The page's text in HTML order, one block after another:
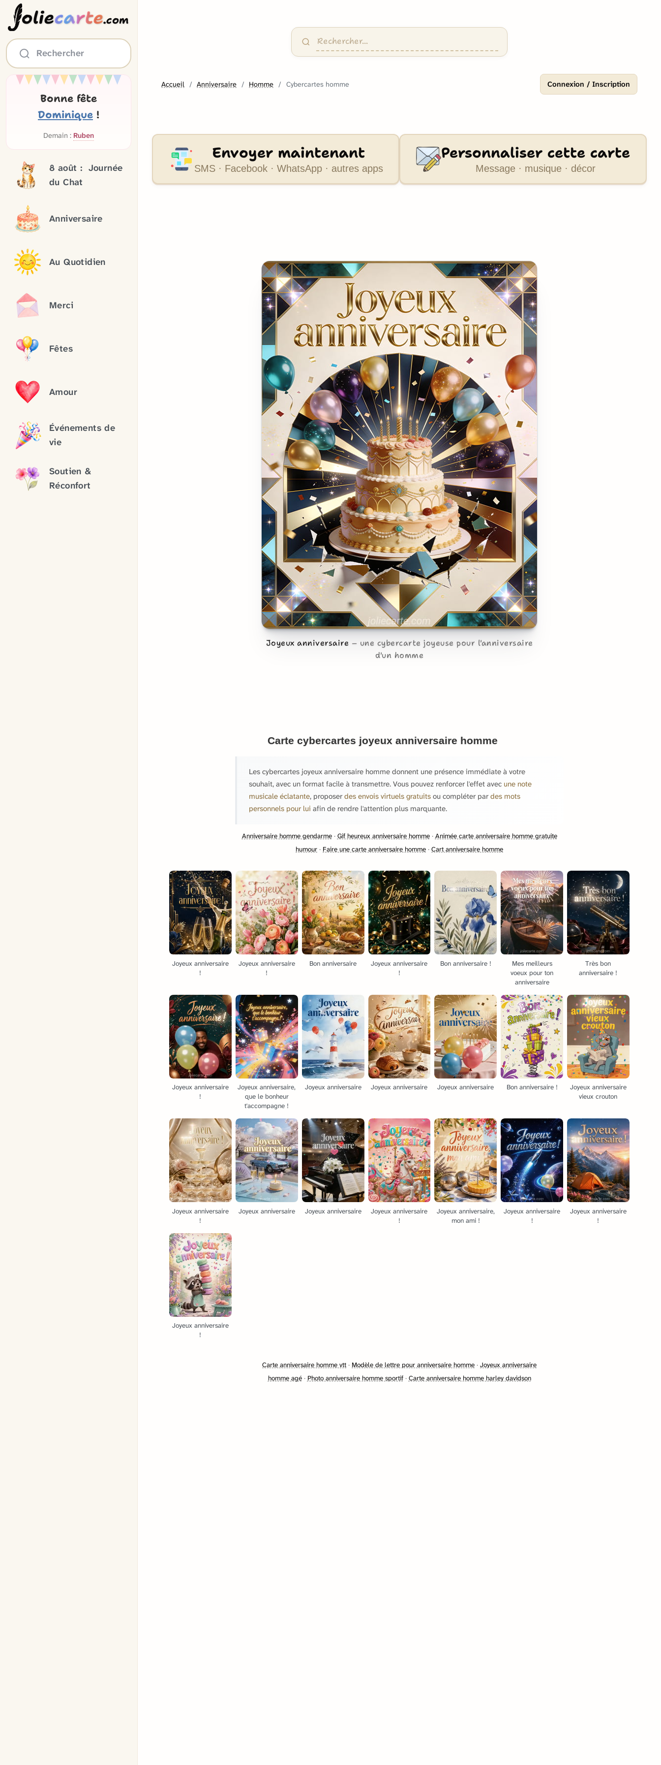
oliecarte.com
Rechercher
Bonne fête
Dominique !
Demain : Ruben
8 août : Journée
du Chat
Anniversaire
Au Quotidien
Merci
Fêtes
Amour
Événements de
vie
Soutien &
Réconfort
Accueil Anniversaire Homme Cybercartes homme Connexion / Inscription
Envoyer maintenant
SMS · Facebook · WhatsApp · autres apps
Personnaliser cette carte
Message · musique · décor
Joyeux anniversaire
une cybercarte joyeuse pour l'anniversaire
d'un homme
Carte cybercartes joyeux anniversaire homme
Les cybercartes joyeux anniversaire homme donnent une présence immédiate à votre
souhait, avec un format facile à transmettre. Vous pouvez renforcer l'effet avec une note
musicale éclatante, proposer des envois virtuels gratuits ou compléter par des mots
personnels pour lui afin de rendre l'attention plus marquante.
Anniversaire homme gendarme· Gif heureux anniversaire homme· Animée carte anniversaire homme gratuite
humour · Faire une carte anniversaire homme · Cart anniversaire homme
Joyeux anniversaire
!
Joyeux anniversaire
!
Bon anniversaire
Joyeux anniversaire
!
Bon anniversaire !
Mes meilleurs
voeux pour ton
anniversaire
Très bon
anniversaire !
Joyeux anniversaire
!
Joyeux anniversaire,
que le bonheur
t'accompagne !
Joyeux anniversaire Joyeux anniversaire Joyeux anniversaire Bon anniversaire !
Joyeux anniversaire
vieux crouton
Joyeux anniversaire
!
Joyeux anniversaire Joyeux anniversaire
Joyeux anniversaire
!
Joyeux anniversaire,
mon ami !
Joyeux anniversaire
!
Joyeux anniversaire
!
Joyeux anniversaire
!
Carte anniversaire homme vtt · Modèle de lettre pour anniversaire homme · Joyeux anniversaire
homme agé· Photo anniversaire homme sportif· Carte anniversaire homme harley davidson